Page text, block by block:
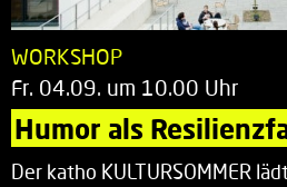
WORKSHOP
Fr. 04.09. um 10.00 Uhr
Humor als
Der katho KULTURSOMMER